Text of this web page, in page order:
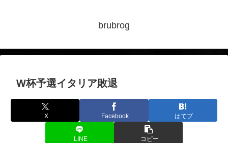
brubrog
W杯予選イタリア敗退
X Facebook はてブ
LINE コピー